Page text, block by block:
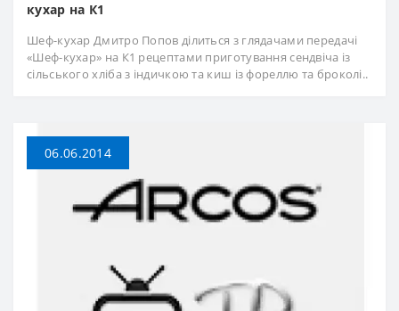
кухар на К1
Шеф-кухар Дмитро Попов ділиться з глядачами передачі
«Шеф-кухар» на К1 рецептами приготування сендвіча із
сільського хліба з індичкою та киш із фореллю та броколі..
06.06.2014